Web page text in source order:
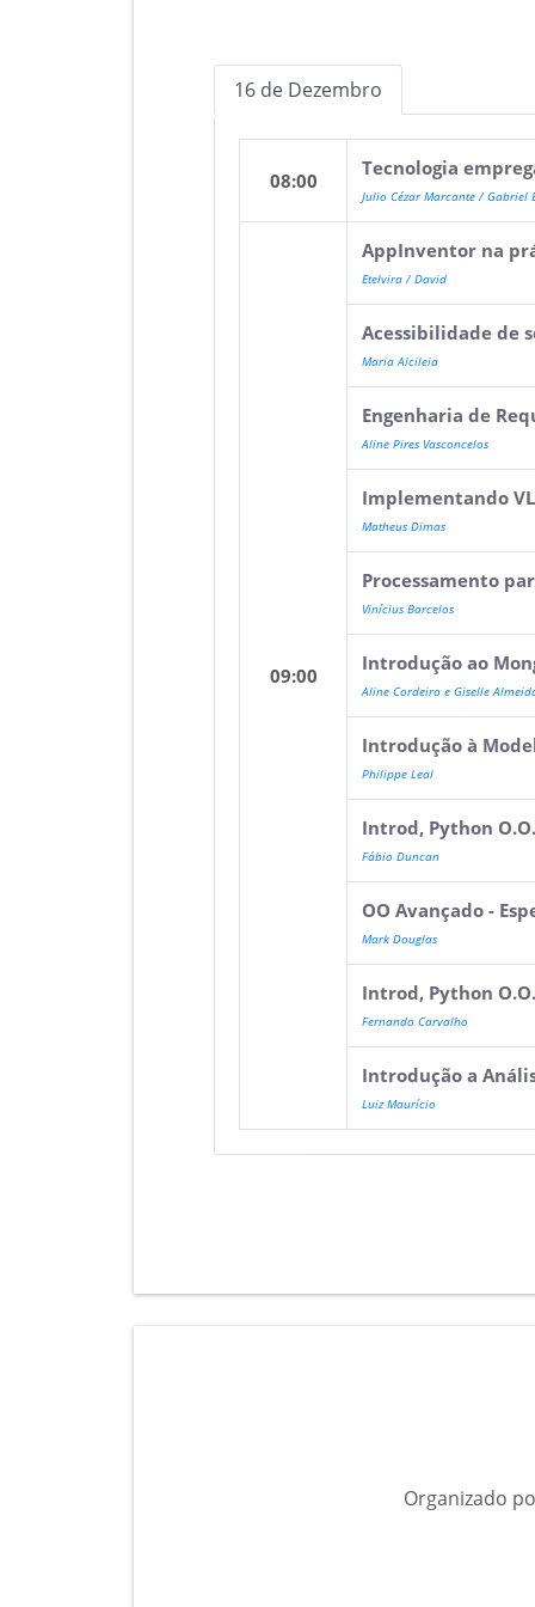
16 de Dezembro
08:00
Tecnologia
Julio Cézar Marcante / Gabriel
09:00
AppInventor na
Etelvira / David
Acessibilidade de
Maria Alcileia
Engenharia de
Aline Pires Vasconcelos
Implementando
Matheus Dimas
Processamento
Vinícius Barcelos
Introdução ao
Aline Cordeiro e Giselle
Introdução à
Philippe Leal
Introd, Python
Fábio Duncan
OO Avançado -
Mark Douglas
Introd, Python
Fernando Carvalho
Introdução a
Luiz Maurício
Organizado